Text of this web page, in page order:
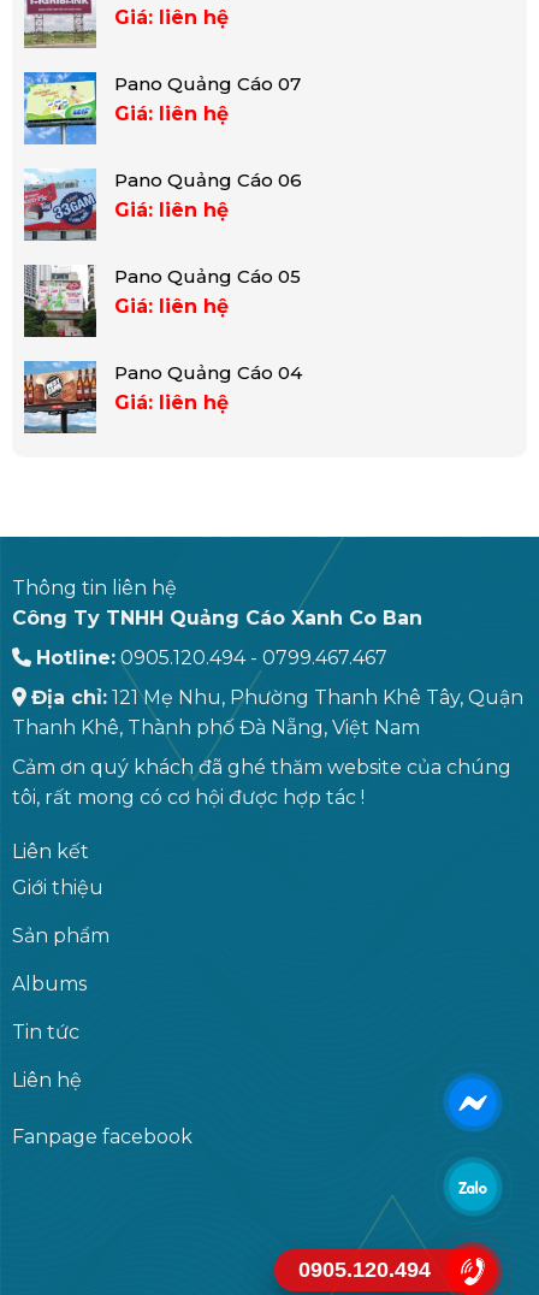
Giá: liên hệ
Pano Quảng Cáo 07
Giá: liên hệ
Pano Quảng Cáo 06
Giá: liên hệ
Pano Quảng Cáo 05
Giá: liên hệ
Pano Quảng Cáo 04
Giá: liên hệ
Thông tin liên hệ
Công Ty TNHH Quảng Cáo Xanh Co Ban
Hotline:0905.120.494 - 0799.467.467
Địa chỉ:121 Mẹ Nhu, Phường Thanh Khê Tây, Quận
Thanh Khê, Thành phố Đà Nẵng, Việt Nam
Cảm ơn quý khách đã ghé thăm website của chúng
tôi, rất mong có cơ hội được hợp tác !
Liên kết
Giới thiệu
Sản phẩm
Albums
Tin tức
Liên hệ
Fanpage facebook
0905.120.494